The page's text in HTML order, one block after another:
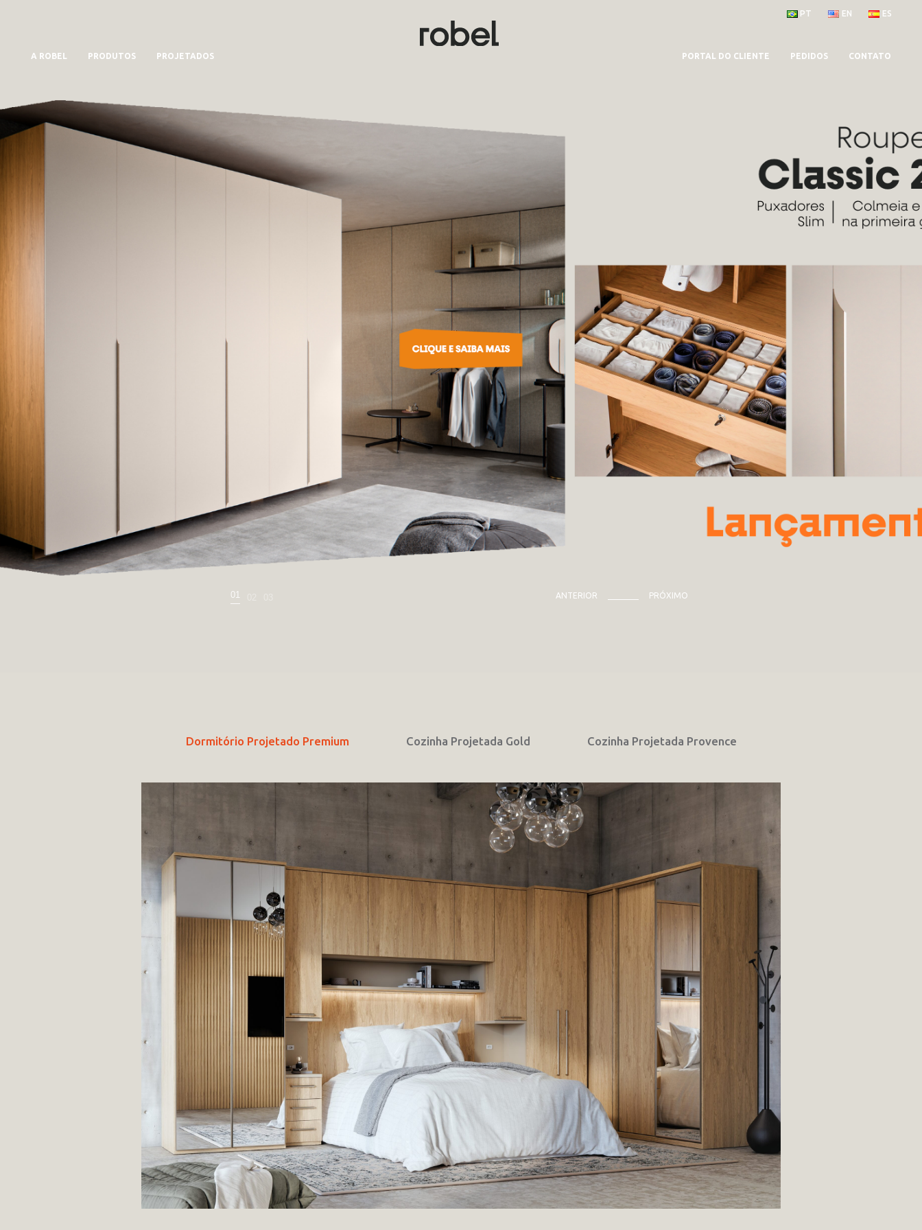
PT EN ES
A ROBEL PRODUTOS PROJETADOS PORTAL DO CLIENTE PEDIDOS CONTATO
ANTERIOR PRÓXIMO
01
Dormitório Projetado Premium Cozinha Projetada Gold Cozinha Projetada Provence